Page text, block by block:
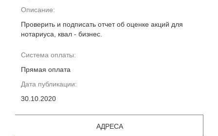
Описание:
Проверить и подписать отчет об оценке акций для
нотариуса, квал - бизнес.
Система оплаты:
Прямая оплата
Дата публикации:
30.10.2020
АДРЕСА